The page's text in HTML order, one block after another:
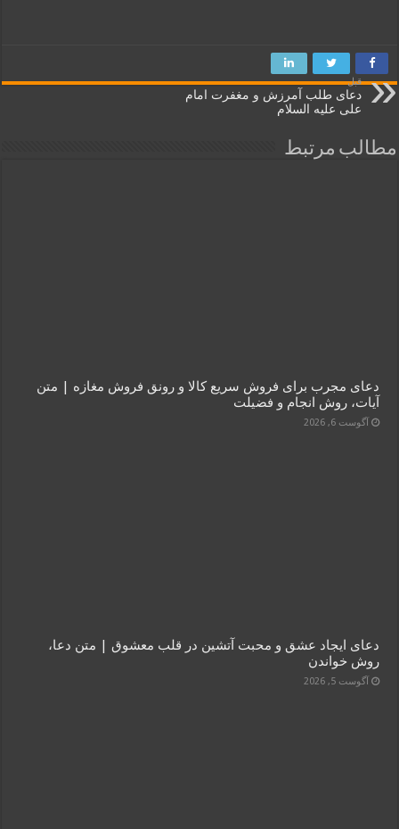
قبل
دعای طلب آمرزش و مغفرت امام
علی علیه السلام
مطالب مرتبط
دعای مجرب برای فروش سریع کالا و رونق فروش مغازه | متن
آیات، روش انجام و فضیلت
آگوست 6, 2026
دعای ایجاد عشق و محبت آتشین در قلب معشوق | متن دعا،
روش خواندن
آگوست 5, 2026